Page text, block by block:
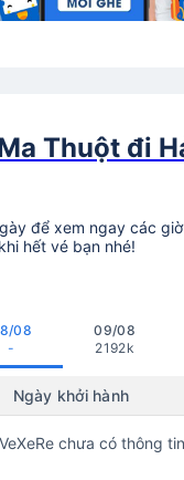
Thuột đi
để xem ngay các
hết vé bạn nhé!
08
-
09/08
2192k
Ngày khởi hành
chưa có thông